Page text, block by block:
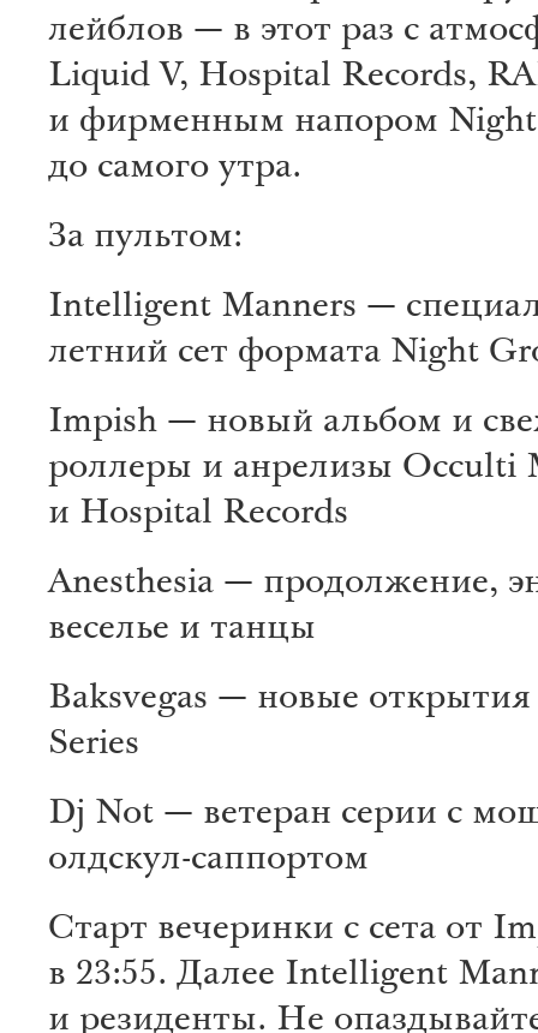
лейблов — в этот раз с
Liquid V, Hospital Records,
и фирменным напором Night
до самого утра.
За пультом:
Intelligent Manners —
летний сет формата Night
Impish — новый альбом и
роллеры и анрелизы Occulti
и Hospital Records
Anesthesia — продолжение,
веселье и танцы
Baksvegas — новые
Series
Dj Not — ветеран серии с
олдскул-саппортом
Старт вечеринки с сета от
в 23:55. Далее Intelligent
и резиденты. Не